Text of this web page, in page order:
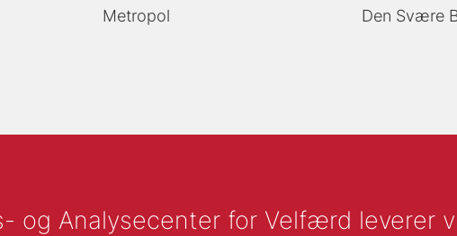
Metropol Den Svære
og Analysecenter for Velfærd leverer